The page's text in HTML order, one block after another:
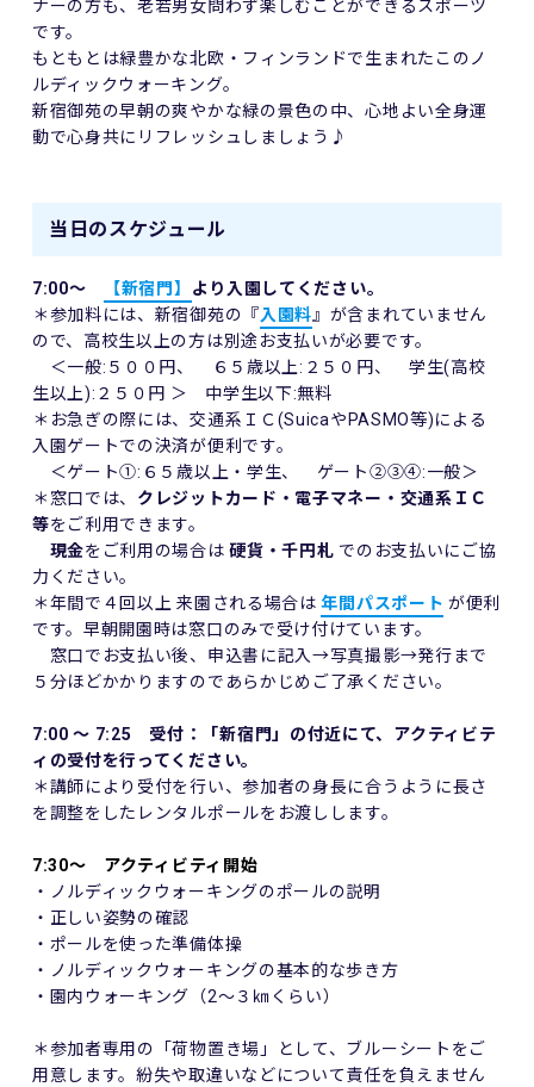
ナーの方も、老若男女問わず楽しむことができるスポーツ
です。
もともとは緑豊かな北欧・フィンランドで生まれたこのノ
ルディックウォーキング。
新宿御苑の早朝の爽やかな緑の景色の中、心地よい全身運
動で心身共にリフレッシュしましょう♪
当日のスケジュール
7:00～ 【新宿門】 より入園してください。
＊参加料には、新宿御苑の『入園料』が含まれていません
ので、高校生以上の方は別途お支払いが必要です。
＜一般:５００円、 ６５歳以上:２５０円、 学生(高校
生以上):２５０円 ＞ 中学生以下:無料
＊お急ぎの際には、交通系ＩＣ(SuicaやPASMO等)による
入園ゲートでの決済が便利です。
＜ゲート①:６５歳以上・学生、 ゲート②③④:一般＞
＊窓口では、 クレジットカード・電子マネー・交通系ＩＣ
等をご利用できます。
現金をご利用の場合は硬貨・千円札 でのお支払いにご協
力ください。
＊年間で４回以上 来園される場合は年間パスポート が便利
です。早朝開園時は窓口のみで受け付けています。
窓口でお支払い後、申込書に記入→写真撮影→発行まで
５分ほどかかりますのであらかじめご了承ください。
7:00 ～ 7:25 受付：「新宿門」の付近にて、アクティビテ
ィの受付を行ってください。
＊講師により受付を行い、参加者の身長に合うように長さ
を調整をしたレンタルポールをお渡しします。
7:30～ アクティビティ開始
・ノルディックウォーキングのポールの説明
・正しい姿勢の確認
・ポールを使った準備体操
・ノルディックウォーキングの基本的な歩き方
・園内ウォーキング（2～３㎞くらい）
＊参加者専用の「荷物置き場」として、ブルーシートをご
用意します。紛失や取違いなどについて責任を負えません